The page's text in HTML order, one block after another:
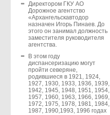
Директором ГКУ АО
Дорожное агентство
«Архангельскавтодор
назначен Игорь Пинаев. До
этого он занимал должность
заместителя руководителя
агентства.
В этом году
диспансеризацию могут
пройти северяне,
родившиеся в 1921, 1924,
1927, 1930, 1933, 1936, 1939,
1942, 1945, 1948, 1951, 1954,
1957, 1960, 1963, 1966, 1969,
1972, 1975, 1978, 1981, 1984,
1987, 1990,1993, 1996 годах